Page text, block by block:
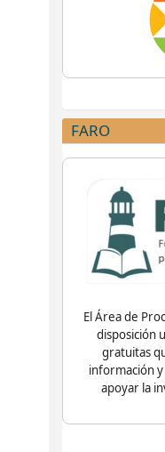
FARO
El Área de
disposición
gratuitas
información
apoyar la